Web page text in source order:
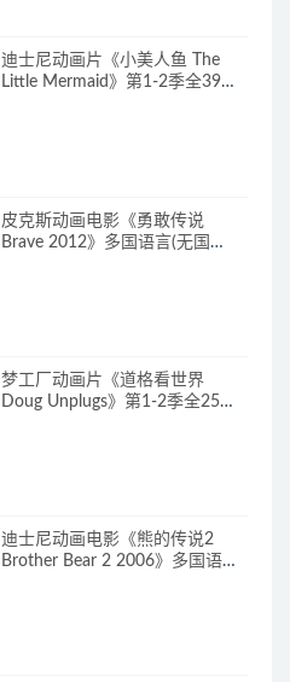
迪士尼动画片《小美人鱼 The
Little Mermaid》第1-2季全39集
皮克斯动画电影《勇敢传说
Brave 2012》多国语言(无国
梦工厂动画片《道格看世界
Doug Unplugs》第1-2季全25集
迪士尼动画电影《熊的传说2
Brother Bear 2 2006》多国语言